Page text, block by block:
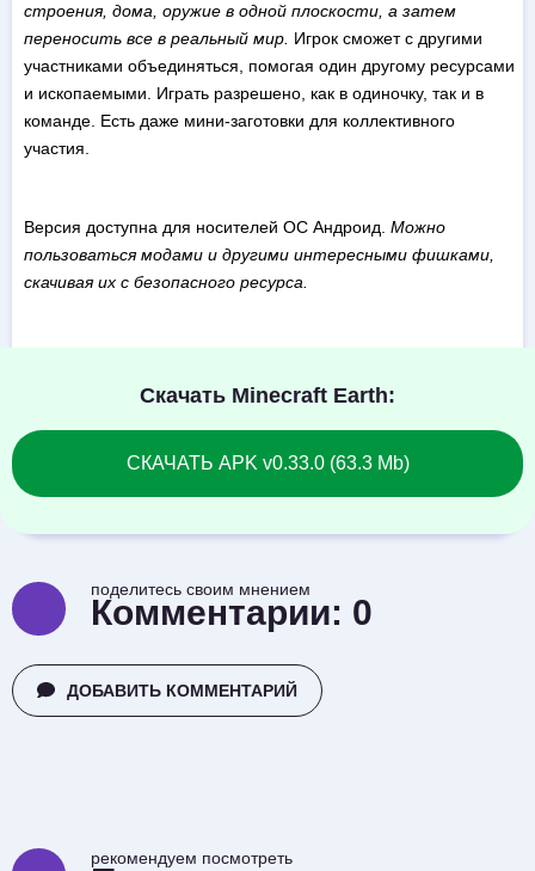
строения, дома, оружие в одной плоскости, а затем
переносить все в реальный мир. Игрок сможет с другими
участниками объединяться, помогая один другому ресурсами
и ископаемыми. Играть разрешено, как в одиночку, так и в
команде. Есть даже мини-заготовки для коллективного
участия.
Версия доступна для носителей ОС Андроид. Можно
пользоваться модами и другими интересными фишками,
скачивая их с безопасного ресурса.
Скачать Minecraft Earth:
СКАЧАТЬ APK v0.33.0 (63.3 Mb)
поделитесь своим мнением
Комментарии: 0
ДОБАВИТЬ КОММЕНТАРИЙ
рекомендуем посмотреть